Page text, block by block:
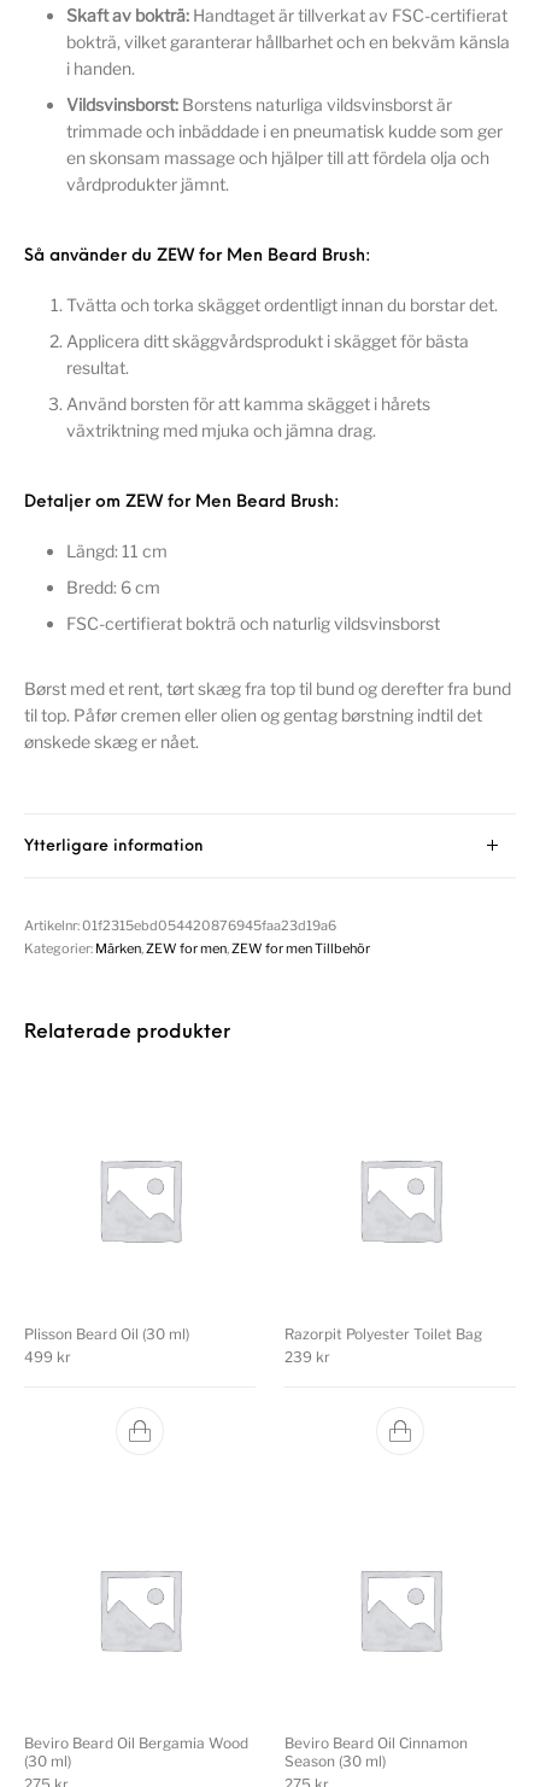
Skaft av bokträ: Handtaget är tillverkat av FSC-certifierat
bokträ, vilket garanterar hållbarhet och en bekväm känsla
i handen.
Vildsvinsborst: Borstens naturliga vildsvinsborst är
trimmade och inbäddade i en pneumatisk kudde som ger
en skonsam massage och hjälper till att fördela olja och
vårdprodukter jämnt.
Så använder du ZEW for Men Beard Brush:
Tvätta och torka skägget ordentligt innan du borstar det.
Applicera ditt skäggvårdsprodukt i skägget för bästa
resultat.
Använd borsten för att kamma skägget i hårets
växtriktning med mjuka och jämna drag.
Detaljer om ZEW for Men Beard Brush:
Längd: 11 cm
Bredd: 6 cm
FSC-certifierat bokträ och naturlig vildsvinsborst
Børst med et rent, tørt skæg fra top til bund og derefter fra bund
til top. Påfør cremen eller olien og gentag børstning indtil det
ønskede skæg er nået.
Ytterligare information
Artikelnr:01f2315ebd054420876945faa23d19a6
Kategorier: Märken ,ZEW for men ,ZEW for men Tillbehör
Relaterade produkter
Plisson Beard Oil (30 ml)
499 kr
Razorpit Polyester Toilet Bag
239 kr
Beviro Beard Oil Bergamia Wood
(30 ml)
Beviro Beard Oil Cinnamon
Season (30 ml)